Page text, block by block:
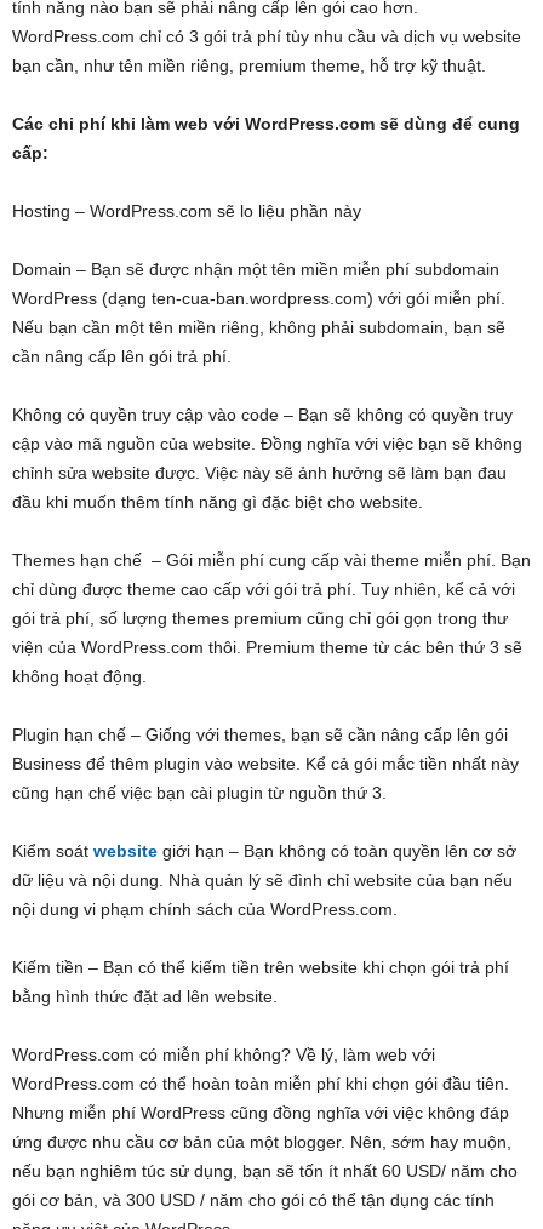
tính năng nào bạn sẽ phải nâng cấp lên gói cao hơn.
WordPress.com chỉ có 3 gói trả phí tùy nhu cầu và dịch vụ website
bạn cần, như tên miền riêng, premium theme, hỗ trợ kỹ thuật.
Các chi phí khi làm web với WordPress.com sẽ dùng để cung
cấp:
Hosting – WordPress.com sẽ lo liệu phần này
Domain – Bạn sẽ được nhận một tên miền miễn phí subdomain
WordPress (dạng ten-cua-ban.wordpress.com) với gói miễn phí.
Nếu bạn cần một tên miền riêng, không phải subdomain, bạn sẽ
cần nâng cấp lên gói trả phí.
Không có quyền truy cập vào code – Bạn sẽ không có quyền truy
cập vào mã nguồn của website. Đồng nghĩa với việc bạn sẽ không
chỉnh sửa website được. Việc này sẽ ảnh hưởng sẽ làm bạn đau
đầu khi muốn thêm tính năng gì đặc biệt cho website.
Themes hạn chế – Gói miễn phí cung cấp vài theme miễn phí. Bạn
chỉ dùng được theme cao cấp với gói trả phí. Tuy nhiên, kể cả với
gói trả phí, số lượng themes premium cũng chỉ gói gọn trong thư
viện của WordPress.com thôi. Premium theme từ các bên thứ 3 sẽ
không hoạt động.
Plugin hạn chế – Giống với themes, bạn sẽ cần nâng cấp lên gói
Business để thêm plugin vào website. Kể cả gói mắc tiền nhất này
cũng hạn chế việc bạn cài plugin từ nguồn thứ 3.
Kiểm soát website giới hạn – Bạn không có toàn quyền lên cơ sở
dữ liệu và nội dung. Nhà quản lý sẽ đình chỉ website của bạn nếu
nội dung vi phạm chính sách của WordPress.com.
Kiếm tiền – Bạn có thể kiếm tiền trên website khi chọn gói trả phí
bằng hình thức đặt ad lên website.
WordPress.com có miễn phí không? Về lý, làm web với
WordPress.com có thể hoàn toàn miễn phí khi chọn gói đầu tiên.
Nhưng miễn phí WordPress cũng đồng nghĩa với việc không đáp
ứng được nhu cầu cơ bản của một blogger. Nên, sớm hay muộn,
nếu bạn nghiêm túc sử dụng, bạn sẽ tốn ít nhất 60 USD/ năm cho
gói cơ bản, và 300 USD / năm cho gói có thể tận dụng các tính